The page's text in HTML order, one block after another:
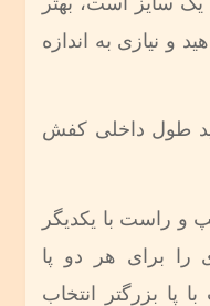
نیازی به اندازه
طول داخلی کفش
و راست با یکدیگر
را برای هر دو پا
پا بزرگتر انتخاب